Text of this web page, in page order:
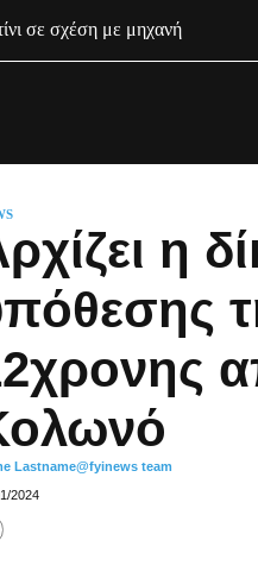
σε σχέση με μηχανή
η
Lastname@fyinews team
2024